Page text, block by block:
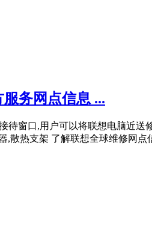
务网点信息 ...
待窗口,用户可以将联想电脑近
,散热支架 了解联想全球维修网点